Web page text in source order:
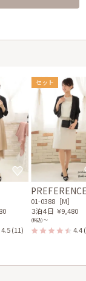
4.5(11)
セット
01-0388［M］
３泊４日 ￥9,480
(税込) 〜
4.4